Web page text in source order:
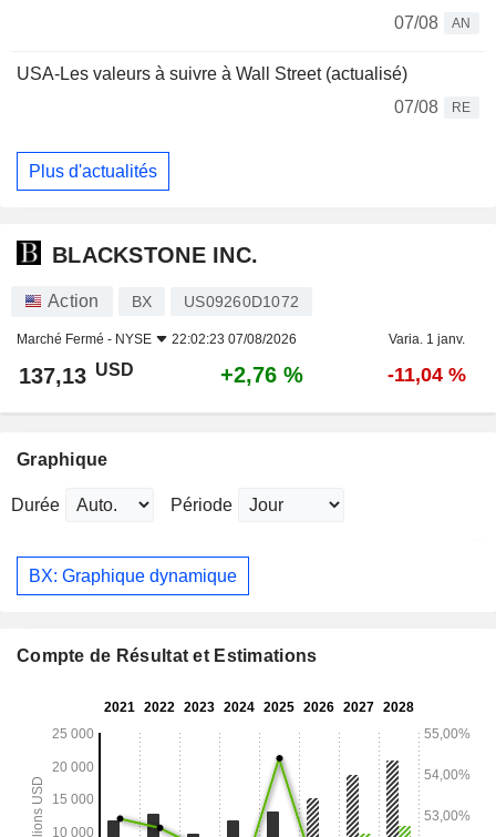
07/08
AN
USA-Les valeurs à suivre à Wall Street (actualisé)
07/08
RE
Plus d'actualités
BLACKSTONE INC.
Action BX US09260D1072
Marché Fermé - NYSE 22:02:23 07/08/2026 Varia. 1 janv.
137,13 USD +2,76 % -11,04 %
Graphique
Durée Période
BX: Graphique dynamique
Compte de Résultat et Estimations